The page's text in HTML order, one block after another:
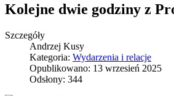
Kolejne dwie godziny z
Szczegóły
Andrzej Kusy
Kategoria: Wydarzenia i relacje
Opublikowano: 13 wrzesień 2025
Odsłony: 344